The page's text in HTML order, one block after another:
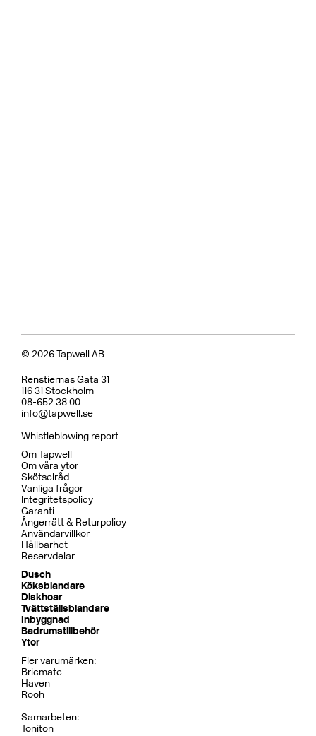
© 2026 Tapwell AB
Renstiernas Gata 31
116 31 Stockholm
08-652 38 00
info@tapwell.se
Whistleblowing report
Om Tapwell
Om våra ytor
Skötselråd
Vanliga frågor
Integritetspolicy
Garanti
Ångerrätt & Returpolicy
Användarvillkor
Hållbarhet
Reservdelar
Dusch
Köksblandare
Diskhoar
Tvättställsblandare
Inbyggnad
Badrumstillbehör
Ytor
Fler varumärken:
Bricmate
Haven
Rooh
Samarbeten:
Toniton